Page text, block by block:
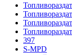
397
S-MPD